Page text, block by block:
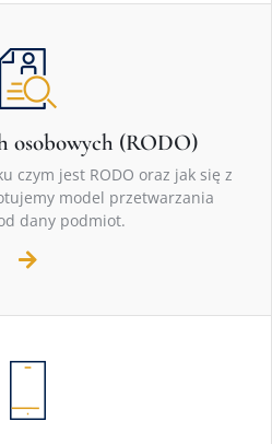
osobowych (RODO)
czym jest RODO oraz jak się z
model przetwarzania
dany podmiot.